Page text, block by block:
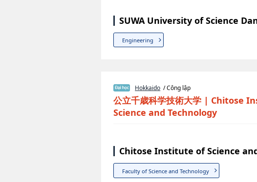
SUWA University of Science
Engineering
Hokkaido / Công lập
公立千歳科学技術大学 | Chitose
Science and Technology
Chitose Institute of Science
Faculty of Science and Technology